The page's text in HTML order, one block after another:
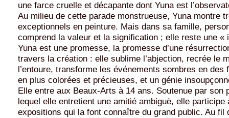
une farce cruelle et décapante dont Yuna est
Au milieu de cette parade monstrueuse, Yuna montre
exceptionnels en peinture. Mais dans sa famille,
comprend la valeur et la signification ; elle reste une «
Yuna est une promesse, la promesse d’une
travers la création : elle sublime l’abjection, recrée le
l’entoure, transforme les événements sombres en des
en plus colorées et précieuses, et un génie
Elle entre aux Beaux-Arts à 14 ans. Soutenue par son
lequel elle entretient une amitié ambiguë, elle participe
expositions qui la font connaître du grand public. Au fil